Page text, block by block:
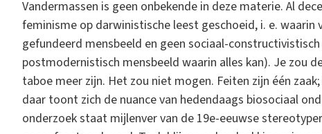
Vandermassen is geen onbekende in deze materie. Al
feminisme op darwinistische leest geschoeid, i. e.
gefundeerd mensbeeld en geen sociaal-
postmodernistisch mensbeeld waarin alles kan). Je zou
taboe meer zijn. Het zou niet mogen. Feiten zijn één
daar toont zich de nuance van hedendaags biosociaal
onderzoek staat mijlenver van de 19e-eeuwse